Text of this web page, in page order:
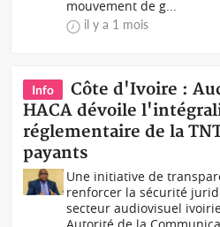
mouvement de g...
il y a 1 mois
Info
Côte d'Ivoire :
HACA dévoile
réglementaire de la
payants
Une initiative de
renforcer la sécurité
secteur audiovisuel